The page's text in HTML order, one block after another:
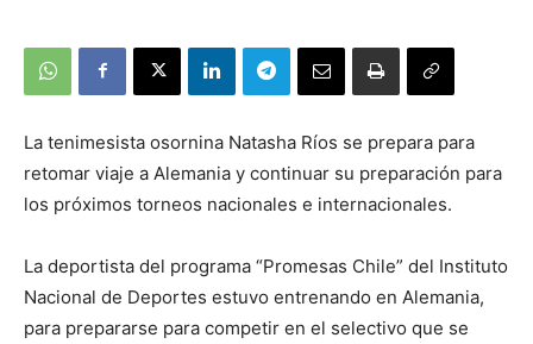
La tenimesista osornina Natasha Ríos se prepara para
retomar viaje a Alemania y continuar su preparación para
los próximos torneos nacionales e internacionales.
La deportista del programa “Promesas Chile” del Instituto
Nacional de Deportes estuvo entrenando en Alemania,
para prepararse para competir en el selectivo que se